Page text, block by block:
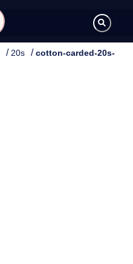
/ 20s /cotton-carded-20s-